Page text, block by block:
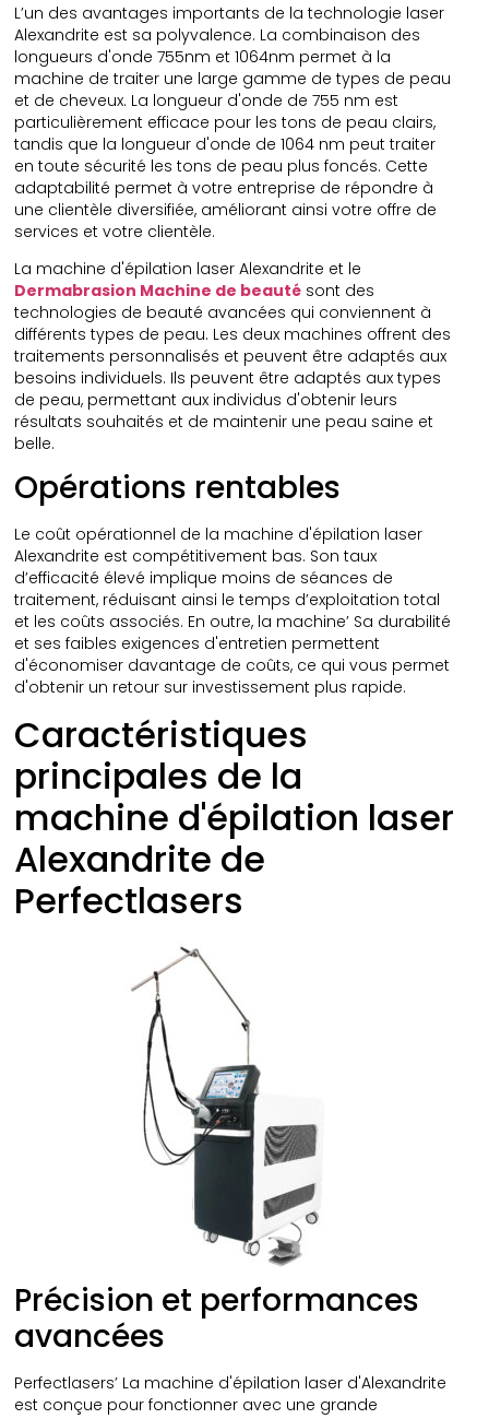
L’un des avantages importants de la technologie laser
Alexandrite est sa polyvalence. La combinaison des
longueurs d'onde 755nm et 1064nm permet à la
machine de traiter une large gamme de types de peau
et de cheveux. La longueur d'onde de 755 nm est
particulièrement efficace pour les tons de peau clairs,
tandis que la longueur d'onde de 1064 nm peut traiter
en toute sécurité les tons de peau plus foncés. Cette
adaptabilité permet à votre entreprise de répondre à
une clientèle diversifiée, améliorant ainsi votre offre de
services et votre clientèle.
La machine d'épilation laser Alexandrite et le
Dermabrasion Machine de beauté sont des
technologies de beauté avancées qui conviennent à
différents types de peau. Les deux machines offrent des
traitements personnalisés et peuvent être adaptés aux
besoins individuels. Ils peuvent être adaptés aux types
de peau, permettant aux individus d'obtenir leurs
résultats souhaités et de maintenir une peau saine et
belle.
Opérations rentables
Le coût opérationnel de la machine d'épilation laser
Alexandrite est compétitivement bas. Son taux
d’efficacité élevé implique moins de séances de
traitement, réduisant ainsi le temps d’exploitation total
et les coûts associés. En outre, la machine’ Sa durabilité
et ses faibles exigences d'entretien permettent
d'économiser davantage de coûts, ce qui vous permet
d'obtenir un retour sur investissement plus rapide.
Caractéristiques
principales de la
machine d'épilation laser
Alexandrite de
Perfectlasers
Précision et performances
avancées
Perfectlasers’ La machine d'épilation laser d'Alexandrite
est conçue pour fonctionner avec une grande